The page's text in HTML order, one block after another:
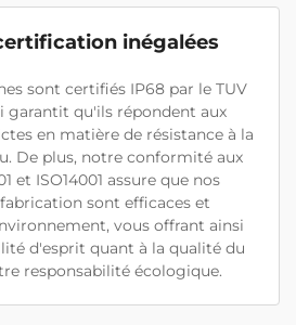
inégalées
sont certifiés IP68 par le TUV
garantit qu'ils répondent aux
en matière de résistance à la
De plus, notre conformité aux
et ISO14001 assure que nos
sont efficaces et
vous offrant ainsi
d'esprit quant à la qualité du
responsabilité écologique.